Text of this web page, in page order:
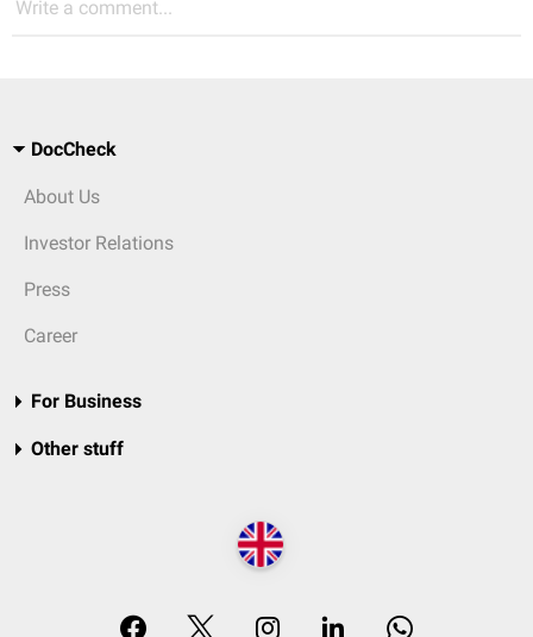
Write a comment...
DocCheck
About Us
Investor Relations
Press
Career
For Business
Other stuff